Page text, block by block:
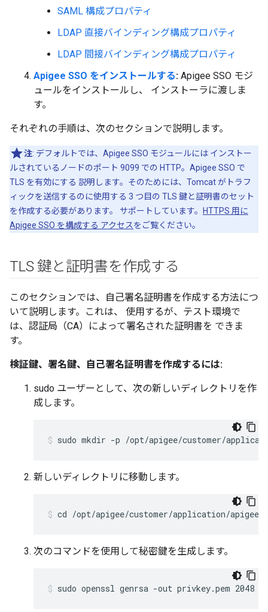
SAML 構成プロパティ
LDAP 直接バインディング構成プロパティ
LDAP 間接バインディング構成プロパティ
Apigee SSO をインストールする: Apigee SSO モジ
ュールをインストールし、 インストーラに渡しま
す。
それぞれの手順は、次のセクションで説明します。
注: デフォルトでは、Apigee SSO モジュールには インストー
ルされているノードのポート 9099 での HTTP。Apigee SSO で
TLS を有効にする 説明します。そのためには、Tomcat がトラフ
ィックを送信するのに使用する 3 つ目の TLS 鍵と証明書のセット
を作成する必要があります。 サポートしています。
HTTPS 用に
Apigee SSO を構成する アクセスをご覧ください。
TLS 鍵と証明書を作成する
このセクションでは、自己署名証明書を作成する方法につ
いて説明します。これは、 使用するが、テスト環境で
は、認証局（CA）によって署名された証明書を できま
す。
検証鍵、署名鍵、自己署名証明書を作成するには:
sudo ユーザーとして、次の新しいディレクトリを作
成します。
sudo mkdir -p /opt/apigee/customer/
新しいディレクトリに移動します。
cd /opt/apigee/customer/application/
次のコマンドを使用して秘密鍵を生成します。
sudo openssl genrsa -out privkey.pem 2048